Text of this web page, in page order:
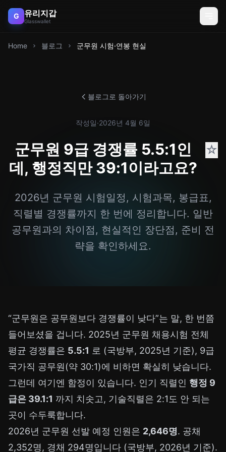
G 유리지갑
Glasswallet
Home 블로그 군무원 시험·연봉 현실
블로그로 돌아가기
작성일·2026년 4월 6일
군무원 9급 경쟁률 5.5:1인
데, 행정직만 39:1이라고요?
☆
2026년 군무원 시험일정, 시험과목, 봉급표,
직렬별 경쟁률까지 한 번에 정리합니다. 일반
공무원과의 차이점, 현실적인 장단점, 준비 전
략을 확인하세요.
“군무원은 공무원보다 경쟁률이 낮다”는 말, 한 번쯤
들어보셨을 겁니다. 2025년 군무원 채용시험 전체
평균 경쟁률은 5.5:1 로 (국방부, 2025년 기준), 9급
국가직 공무원(약 30:1)에 비하면 확실히 낮습니다.
그런데 여기엔 함정이 있습니다. 인기 직렬인 행정 9
급은 39.1:1 까지 치솟고, 기술직렬은 2:1도 안 되는
곳이 수두룩합니다.
2026년 군무원 선발 예정 인원은 2,646명. 공채
2,352명, 경채 294명입니다 (국방부, 2026년 기준).